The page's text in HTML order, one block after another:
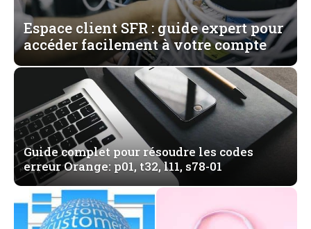
Espace client SFR : guide expert pour
accéder facilement à votre compte
Guide complet pour résoudre les codes
erreur Orange: p01, t32, l11, s78-01